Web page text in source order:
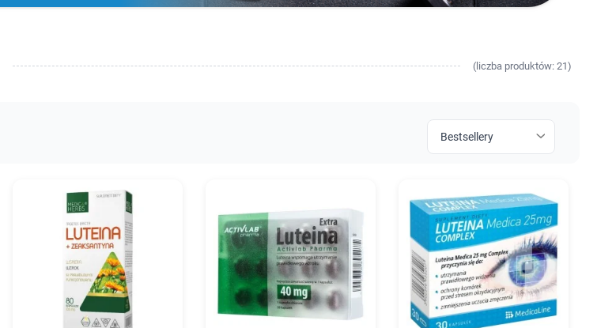
( liczba produktów: 21)